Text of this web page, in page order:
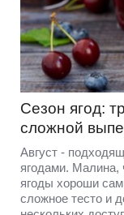
Сезон ягод:
сложной
Август -
ягодами. Малина,
ягоды хороши
сложное тесто и